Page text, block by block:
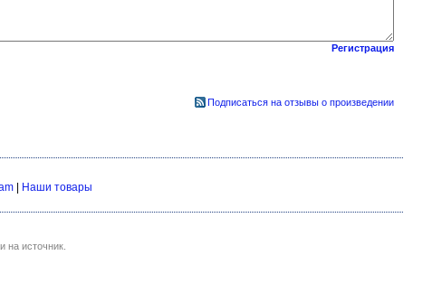
Регистрация
Подписаться на отзывы о произведении
Наши товары
на источник.